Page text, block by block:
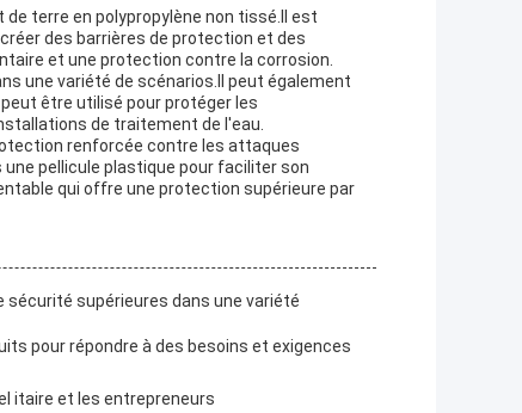
de terre en polypropylène non tissé.Il est
des barrières de protection et des
et une protection contre la corrosion.
une variété de scénarios.Il peut également
être utilisé pour protéger les
de traitement de l'eau.
renforcée contre les attaques
pellicule plastique pour faciliter son
qui offre une protection supérieure par
supérieures dans une variété
pour répondre à des besoins et exigences
itaire et les entrepreneurs